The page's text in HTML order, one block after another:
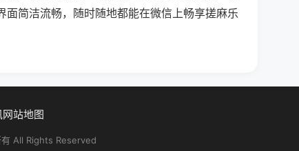
简洁流畅，随时随地都能在微信上畅享搓麻乐
网站地图
All Rights Reserved